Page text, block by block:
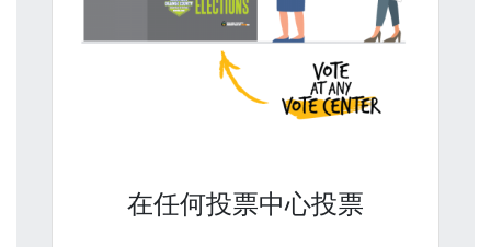
在任何投票中心投票